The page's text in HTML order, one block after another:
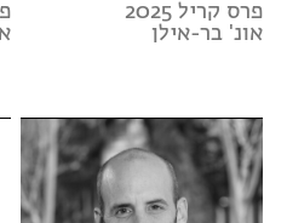
פרס קריל 2025
אונ' בר-אילן